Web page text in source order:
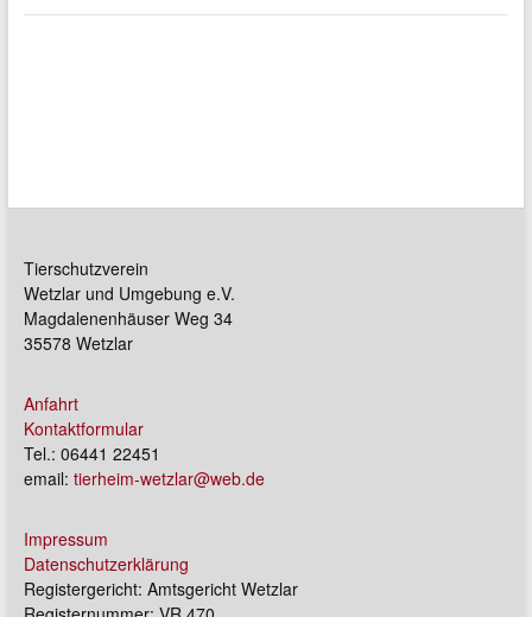
Tierschutzverein
Wetzlar und Umgebung e.V.
Magdalenenhäuser Weg 34
35578 Wetzlar
Anfahrt
Kontaktformular
Tel.: 06441 22451
email: tierheim-wetzlar@web.de
Impressum
Datenschutzerklärung
Registergericht: Amtsgericht Wetzlar